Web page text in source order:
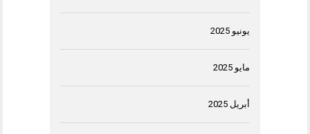
يونيو 2025
مايو 2025
أبريل 2025